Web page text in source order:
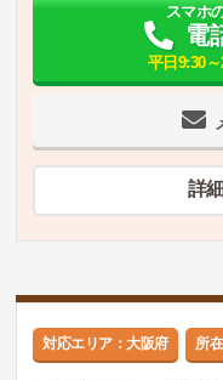
スマホ
電
平日9:30
詳
対応エリア：大阪府 所